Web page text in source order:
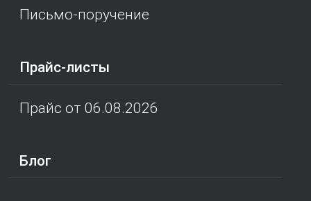
Письмо-поручение
Прайс-листы
Прайс от 06.08.2026
Блог